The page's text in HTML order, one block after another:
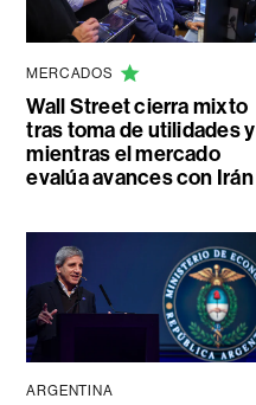
MERCADOS
Wall Street cierra mixto
tras toma de utilidades y
mientras el mercado
evalúa avances con Irán
ARGENTINA